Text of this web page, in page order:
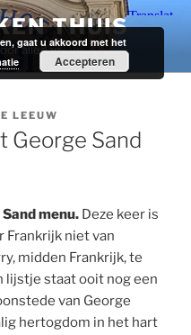
THUIS
alledag.
LEEUW
George Sand
menu. Deze keer is
Frankrijk niet van
midden Frankrijk, te
lijstje staat ooit nog een
van George
hertogdom in het hart
gaat u akkoord met het
Accepteren